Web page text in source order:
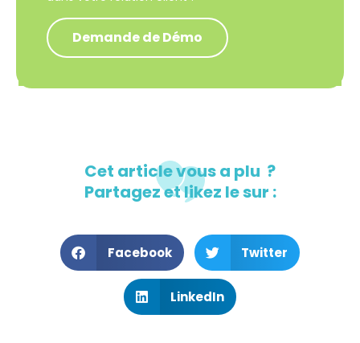
Demande de Démo
Cet article vous a plu ?
Partagez et likez le sur :
Facebook Twitter
LinkedIn